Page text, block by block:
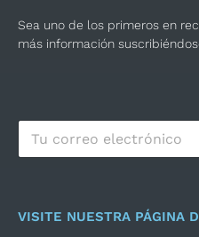
Sea uno de los primeros en
más información
C
r
o
VISITE NUESTRA PÁGINA